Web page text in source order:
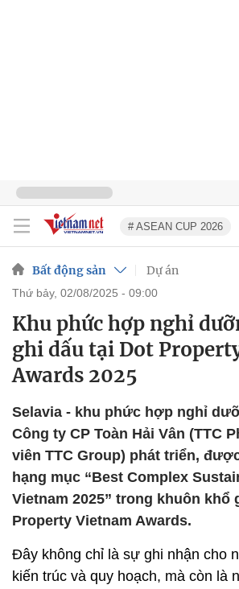
# ASEAN CUP 2026
Bất động sản Dự án
thứ bảy, 02/08/2025 - 09:00
Khu phức hợp nghỉ
ghi dấu tại Dot
Awards 2025
Selavia - khu phức hợp nghỉ
Công ty CP Toàn Hải Vân (TTC
viên TTC Group) phát triển,
hạng mục “Best Complex
Vietnam 2025” trong khuôn
Property Vietnam Awards.
Đây không chỉ là sự ghi nhận cho
kiến trúc và quy hoạch, mà còn là